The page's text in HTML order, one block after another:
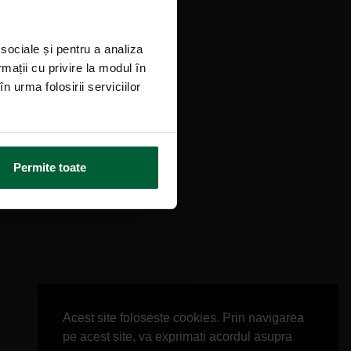
și pentru a analiza
cu privire la modul în
urma folosirii serviciilor
Permite toate
Acest site foloseste cookies. Prin navigarea
pe acest site, va exprimati acordul asupra